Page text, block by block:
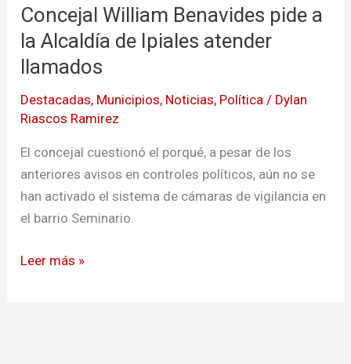
Concejal William Benavides pide a
la Alcaldía de Ipiales atender
llamados
Destacadas, Municipios, Noticias, Política / Dylan
Riascos Ramirez
El concejal cuestionó el porqué, a pesar de los
anteriores avisos en controles políticos, aún no se
han activado el sistema de cámaras de vigilancia en
el barrio Seminario.
Benavides
pide
a
Alcaldía
de
Ipiales
atender
llamados
Leer más »